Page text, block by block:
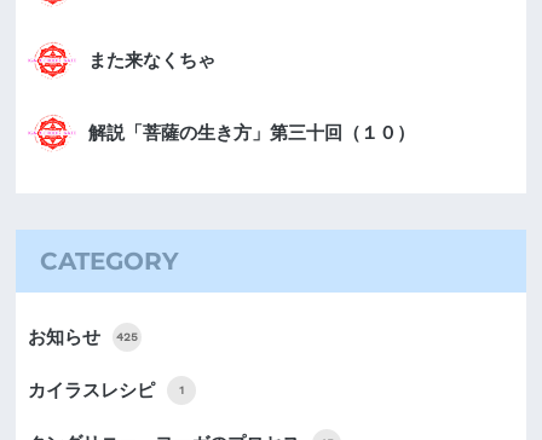
また来なくちゃ
解説「菩薩の生き方」第三十回（１０）
CATEGORY
お知らせ 425
カイラスレシピ 1